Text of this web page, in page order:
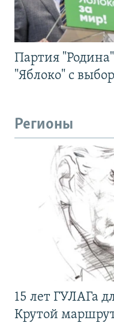
Партия
"Яблоко" с
Регионы
15 лет ГУЛАГа
Крутой